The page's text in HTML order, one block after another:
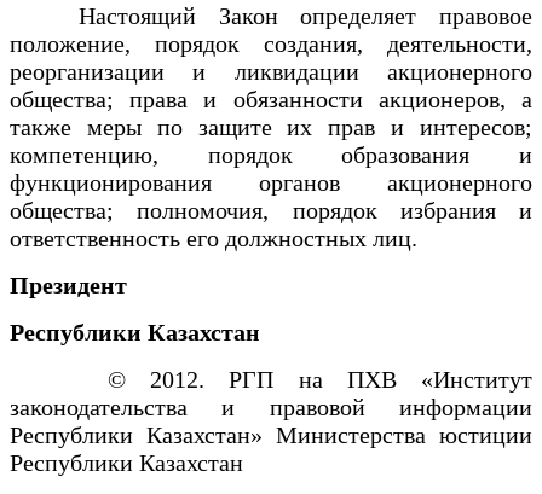
Настоящий Закон определяет правовое
положение, порядок создания, деятельности,
реорганизации и ликвидации акционерного
общества; права и обязанности акционеров, а
также меры по защите их прав и интересов;
компетенцию, порядок образования и
функционирования органов акционерного
общества; полномочия, порядок избрания и
ответственность его должностных лиц.
Президент
Республики Казахстан
© 2012. РГП на ПХВ «Институт
законодательства и правовой информации
Республики Казахстан» Министерства юстиции
Республики Казахстан